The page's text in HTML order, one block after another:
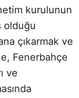
kurulunun
olduğu
çıkarmak ve
Fenerbahçe
ve